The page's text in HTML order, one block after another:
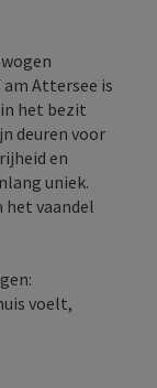
Attersee is
het bezit
deuren voor
en
uniek.
het vaandel
voelt,